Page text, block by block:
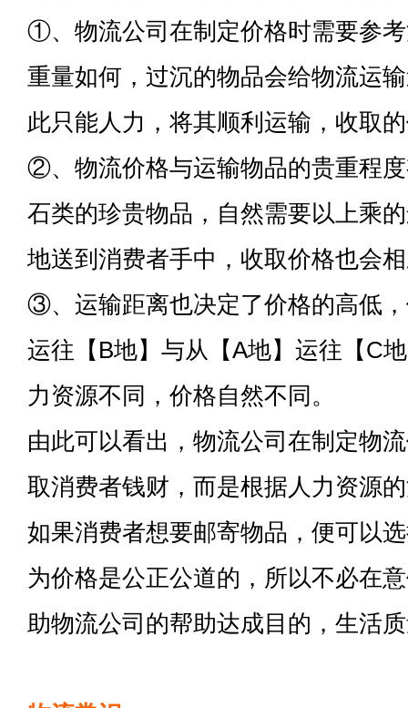
①、物流公司在制定价格时需要参
重量如何，过沉的物品会给物流运
此只能人力，将其顺利运输，收取
②、物流价格与运输物品的贵重程
石类的珍贵物品，自然需要以上乘
地送到消费者手中，收取价格也会
③、运输距离也决定了价格的高低
运往【B地】与从【A地】运往【C
力资源不同，价格自然不同。
由此可以看出，物流公司在制定物
取消费者钱财，而是根据人力资源
如果消费者想要邮寄物品，便可以
为价格是公正公道的，所以不必在
助物流公司的帮助达成目的，生活